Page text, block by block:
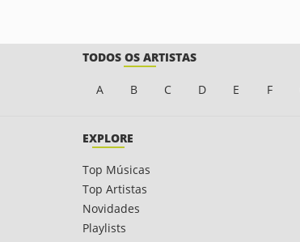
TODOS OS ARTISTAS
A B C D E F
EXPLORE
Top Músicas
Top Artistas
Novidades
Playlists